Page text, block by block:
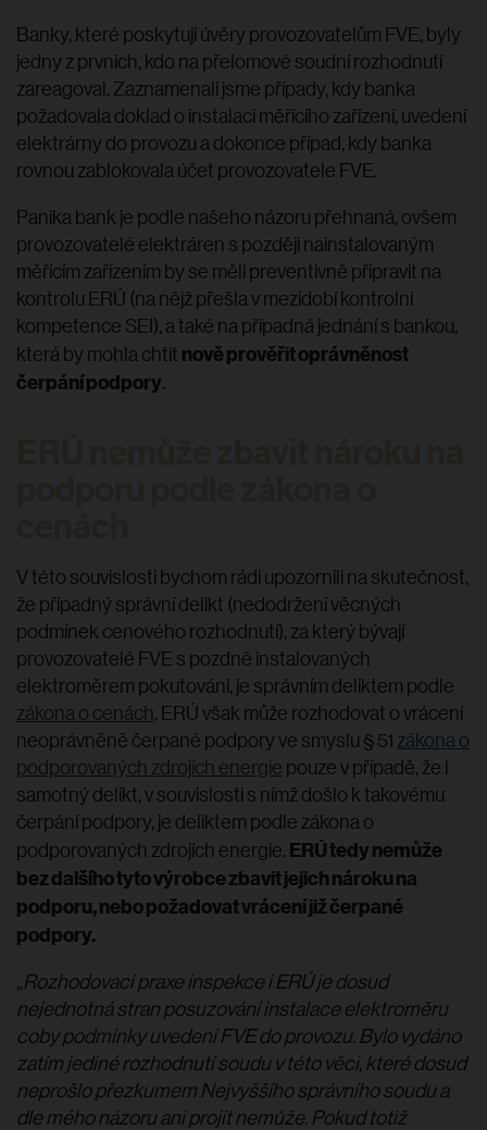
Banky, které poskytují úvěry provozovatelům FVE, byly
jedny z prvních, kdo na přelomové soudní rozhodnutí
zareagoval. Zaznamenali jsme případy, kdy banka
požadovala doklad o instalaci měřícího zařízení, uvedení
elektrárny do provozu a dokonce případ, kdy banka
rovnou zablokovala účet provozovatele FVE.
Panika bank je podle našeho názoru přehnaná, ovšem
provozovatelé elektráren s později nainstalovaným
měřícím zařízením by se měli preventivně připravit na
kontrolu ERÚ (na nějž přešla v mezidobí kontrolní
kompetence SEI), a také na případná jednání s bankou,
která by mohla chtít nově prověřit oprávněnost
čerpání podpory.
V této souvislosti bychom rádi upozornili na skutečnost,
že případný správní delikt (nedodržení věcných
podmínek cenového rozhodnutí), za který bývají
provozovatelé FVE s pozdně instalovaných
elektroměrem pokutováni, je správním deliktem podle
zákona o cenách. ERÚ však může rozhodovat o vrácení
neoprávněně čerpané podpory ve smyslu § 51 zákona o
podporovaných zdrojích energie pouze v případě, že i
samotný delikt, v souvislosti s nímž došlo k takovému
čerpání podpory, je deliktem podle zákona o
podporovaných zdrojích energie. ERÚ tedy nemůže
bez dalšího tyto výrobce zbavit jejich nároku na
podporu, nebo požadovat vrácení již čerpané
podpory.
„Rozhodovací praxe inspekce i ERÚ je dosud
nejednotná stran posuzování instalace elektroměru
coby podmínky uvedení FVE do provozu. Bylo vydáno
zatím jediné rozhodnutí soudu v této věci, které dosud
neprošlo přezkumem Nejvyššího správního soudu a
dle mého názoru ani projít nemůže. Pokud totiž